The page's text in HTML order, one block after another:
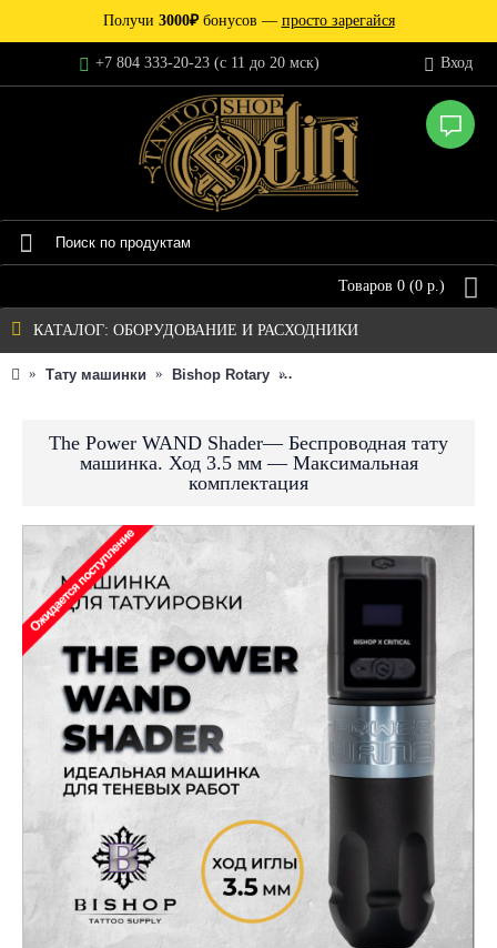
Получи 3000₽бонусов — просто зарегайся
+7 804 333-20-23 (c 11 до 20 мск) Вход
Товаров 0 (0 р.)
КАТАЛОГ: ОБОРУДОВАНИЕ И РАСХОДНИКИ
Тату машинки Bishop Rotary
The Power WAND Shader— Беспроводная тату
машинка. Ход 3.5 мм — Максимальная
комплектация